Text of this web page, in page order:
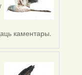
каментары.